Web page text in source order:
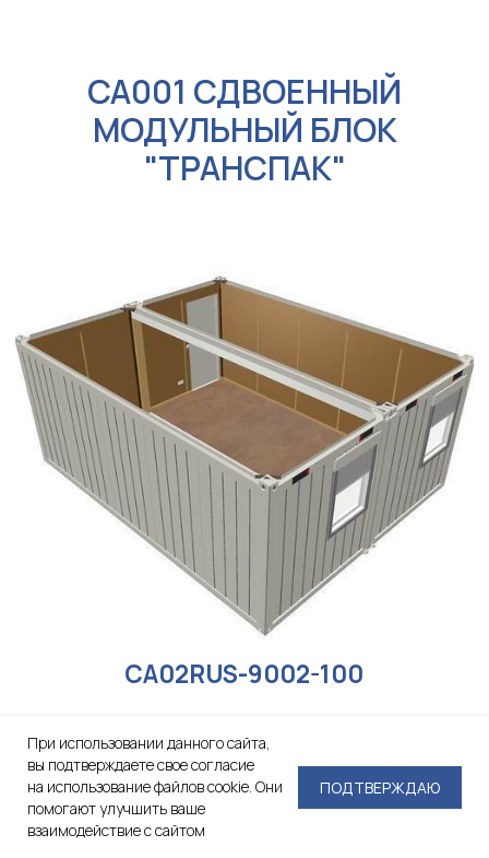
CA001 СДВОЕННЫЙ
МОДУЛЬНЫЙ БЛОК
"ТРАНСПАК"
При использовании данного сайта,
вы подтверждаете свое согласие
на использование файлов cookie. Они
помогают улучшить ваше
взаимодействие с сайтом
ПОДТВЕРЖДАЮ